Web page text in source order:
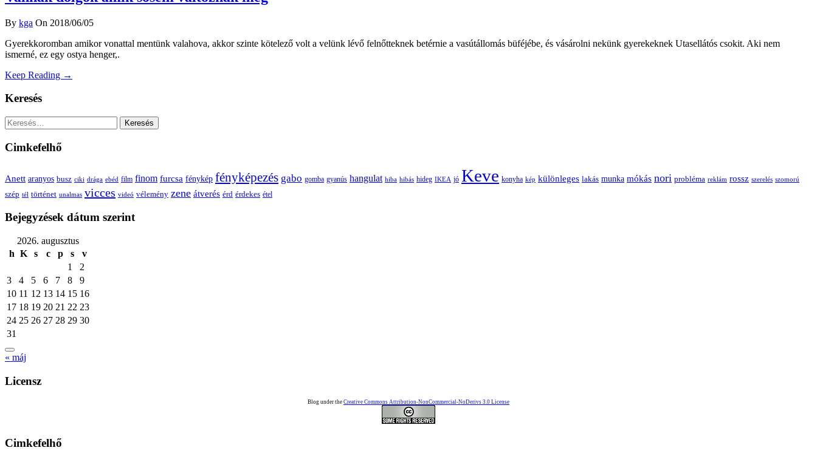
By kga On 2018/06/05
Gyerekkoromban amikor vonattal mentünk valahova, akkor szinte kötelező volt a velünk lévő felnőtteknek betérnie a vasútállomás büféjébe, és vásárolni nekünk gyerekeknek Utasellátós csokit. Aki nem
ismerné, ez egy ostya henger,.
Keep Reading →
Keresés
Keresés:
Cimkefelhő
Anett aranyos busz ciki drága ebéd film finom furcsa fénykép fényképezés gabo gomba gyanús hangulat hiba hibás hideg IKEA jó Keve konyha kép különleges lakás munka mókás nori probléma reklám rossz szerelés szomorú
szép tél történet unalmas vicces videó vélemény zene átverés érd érdekes étel
Bejegyzések dátum szerint
2026. augusztus
h K s c p s
v
1
2
3
4 5 6 7 8
9
10 11 12 13 14 15 16
17 18 19 20 21 22 23
24 25 26 27 28 29 30
31
« máj
Licensz
Blog under the Creative Commons Attribution-NonCommercial-NoDerivs 3.0 License
Cimkefelhő